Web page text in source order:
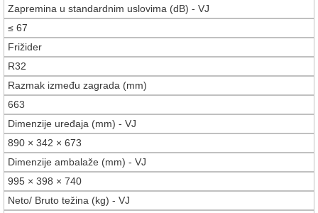
Zapremina u standardnim uslovima (dB) - VJ
≤ 67
Frižider
R32
Razmak između zagrada (mm)
663
Dimenzije uređaja (mm) - VJ
890 × 342 × 673
Dimenzije ambalaže (mm) - VJ
995 × 398 × 740
Neto/ Bruto težina (kg) - VJ